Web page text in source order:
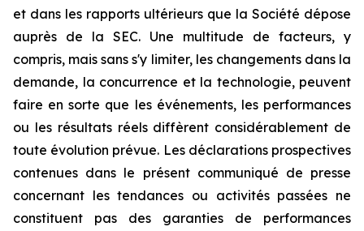
et dans les rapports ultérieurs que la Société dépose
auprès de la SEC. Une multitude de facteurs, y
compris, mais sans s'y limiter, les changements dans la
demande, la concurrence et la technologie, peuvent
faire en sorte que les événements, les performances
ou les résultats réels diffèrent considérablement de
toute évolution prévue. Les déclarations prospectives
contenues dans le présent communiqué de presse
concernant les tendances ou activités passées ne
constituent pas des garanties de performances